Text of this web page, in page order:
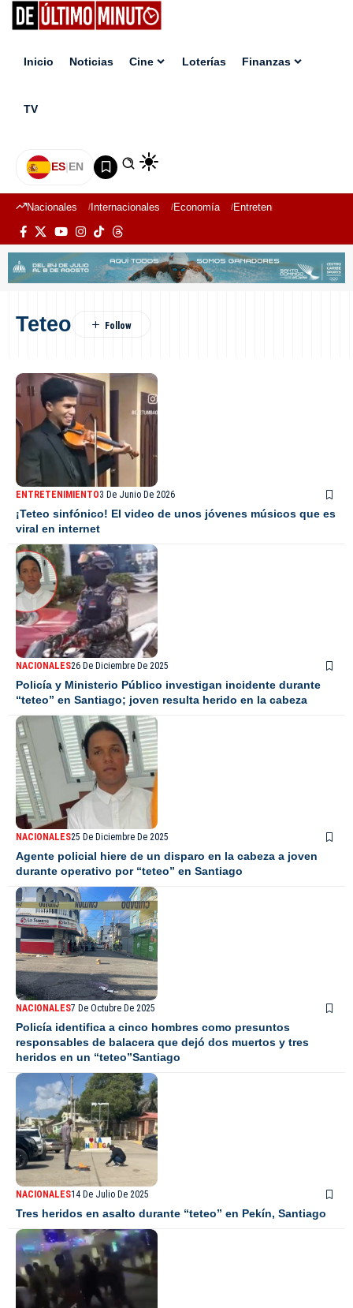
Inicio Noticias Cine Loterías Finanzas
TV
ES|EN
Nacionales Internacionales Economía Entretenimiento
Teteo
ENTRETENIMIENTO3 De Junio De 2026
¡Teteo sinfónico! El video de unos jóvenes músicos que es
viral en internet
NACIONALES26 De Diciembre De 2025
Policía y Ministerio Público investigan incidente durante
“teteo” en Santiago; joven resulta herido en la cabeza
NACIONALES25 De Diciembre De 2025
Agente policial hiere de un disparo en la cabeza a joven
durante operativo por “teteo” en Santiago
NACIONALES7 De Octubre De 2025
Policía identifica a cinco hombres como presuntos
responsables de balacera que dejó dos muertos y tres
heridos en un “teteo”Santiago
NACIONALES14 De Julio De 2025
Tres heridos en asalto durante “teteo” en Pekín, Santiago